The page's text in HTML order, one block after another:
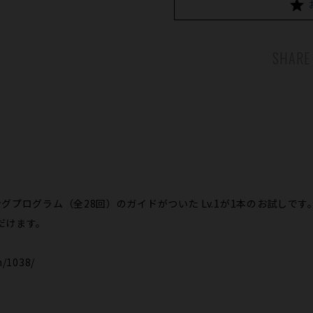
プログラム（全28回）のガイドがついた Lv.1が1本のお試しです
ます。
1038/